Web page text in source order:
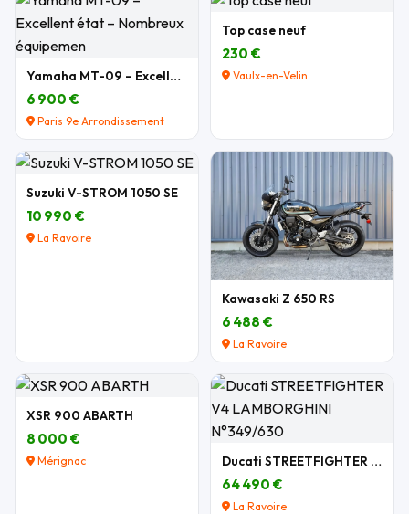
Yamaha MT-09 – Excellent état – Nombreux équipemen
6 900 €
Paris 9e Arrondissement
Top case neuf
230 €
Vaulx-en-Velin
Suzuki V-STROM 1050 SE
10 990 €
La Ravoire
Kawasaki Z 650 RS
6 488 €
La Ravoire
XSR 900 ABARTH
8 000 €
Mérignac Ducati STREETFIGHTER V4 LAMBORGHINI N°349/630
64 490 €
La Ravoire